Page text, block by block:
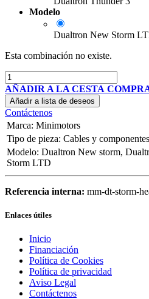
Modelo
Dualtron New Storm
Esta combinación no existe.
AÑADIR A LA CESTA
Añadir a lista de deseos
Contáctenos
Marca: Minimotors
Tipo de pieza: Cables y
Modelo: Dualtron New storm,
Storm LTD
Referencia interna: mm-dt-storm-
Enlaces útiles
Inicio
Financiación
Política de Cookies
Política de privacidad
Aviso Legal
Contáctenos